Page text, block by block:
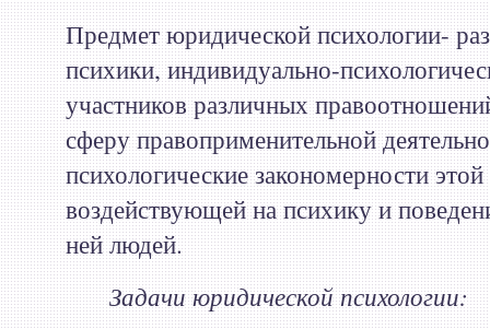
Предмет юридической психологии-
психики, индивидуально-
участников различных
сферу правоприменительной
психологические закономерности
воздействующей на психику и
ней людей.
Задачи юридической психологии: